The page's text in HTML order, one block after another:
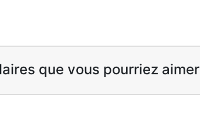
que vous pourriez aimer